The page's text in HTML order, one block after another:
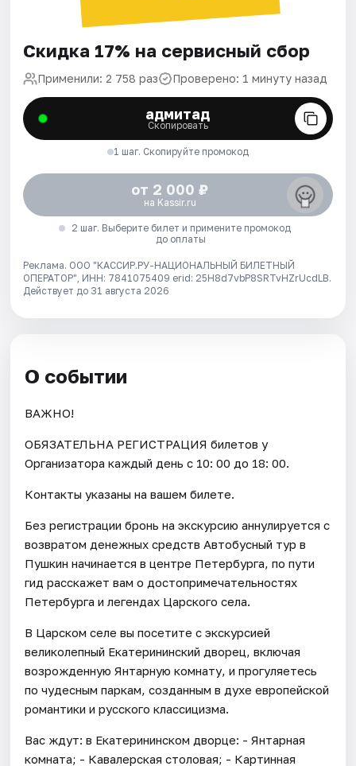
Скидка 17% на сервисный сбор
Применили: 2 758 раз Проверено: 1 минуту назад
адмитад
Скопировать
1 шаг. Скопируйте промокод
от 2 000 ₽
на Kassir.ru
2 шаг. Выберите билет и примените промокод
до оплаты
Реклама. ООО "КАССИР.РУ-НАЦИОНАЛЬНЫЙ БИЛЕТНЫЙ
ОПЕРАТОР", ИНН: 7841075409 erid: 25H8d7vbP8SRTvHZrUcdLB.
Действует до 31 августа 2026
О событии
ВАЖНО!
ОБЯЗАТЕЛЬНА РЕГИСТРАЦИЯ билетов у
Организатора каждый день c 10: 00 до 18: 00.
Контакты указаны на вашем билете.
Без регистрации бронь на экскурсию аннулируется с
возвратом денежных средств Автобусный тур в
Пушкин начинается в центре Петербурга, по пути
гид расскажет вам о достопримечательностях
Петербурга и легендах Царского села.
В Царском селе вы посетите с экскурсией
великолепный Екатерининский дворец, включая
возрожденную Янтарную комнату, и прогуляетесь
по чудесным паркам, созданным в духе европейской
романтики и русского классицизма.
Вас ждут: в Екатерининском дворце: - Янтарная
комната; - Кавалерская столовая; - Картинная